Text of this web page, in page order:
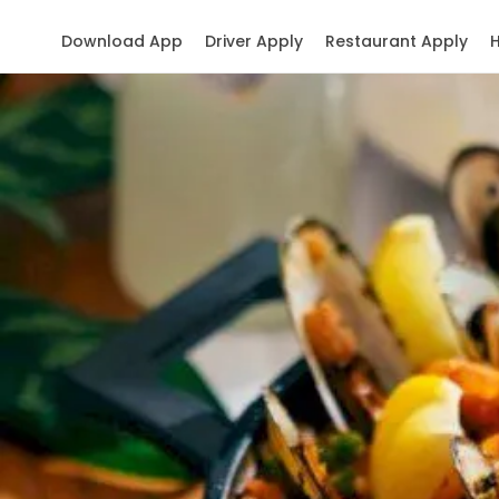
Restaurant Apply
Driver Apply
Download App